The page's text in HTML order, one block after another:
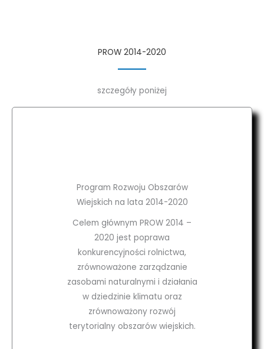
PROW 2014-2020
szczegóły poniżej
Program Rozwoju Obszarów
Wiejskich na lata 2014-2020
Celem głównym PROW 2014 –
2020 jest poprawa
konkurencyjności rolnictwa,
zrównoważone zarządzanie
zasobami naturalnymi i działania
w dziedzinie klimatu oraz
zrównoważony rozwój
terytorialny obszarów wiejskich.